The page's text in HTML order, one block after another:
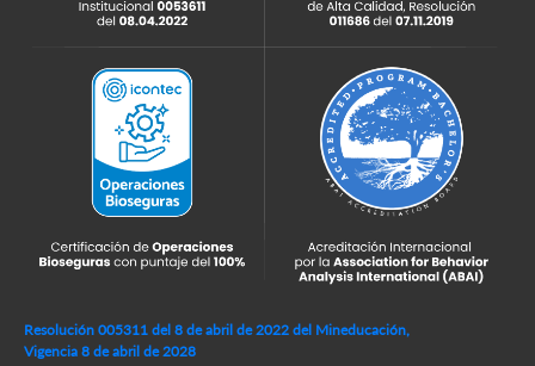
Resolución 005311 del 8 de abril de 2022 del Mineducación,
Vigencia 8 de abril de 2028